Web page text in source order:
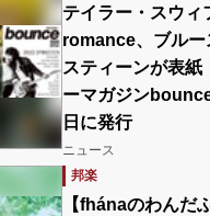
テイラー・スウ
romance、ブルー
スティーンが表
ーマガジン
日に発行
ニュース
邦楽
【fhánaのわんだ